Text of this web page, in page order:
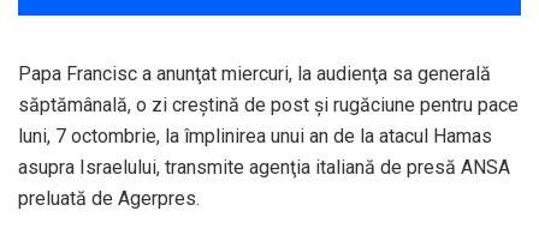
Papa Francisc a anunţat miercuri, la audienţa sa generală
săptămânală, o zi creştină de post şi rugăciune pentru pace
luni, 7 octombrie, la împlinirea unui an de la atacul Hamas
asupra Israelului, transmite agenţia italiană de presă ANSA
preluată de Agerpres.